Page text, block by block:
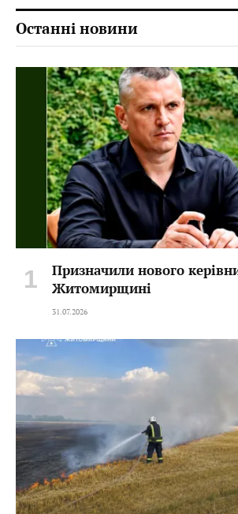
Останні новини
Призначили нового
Житомирщині
31.07.2026